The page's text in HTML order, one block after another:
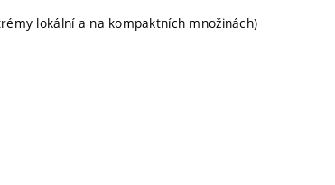
lokální a na kompaktních množinách)